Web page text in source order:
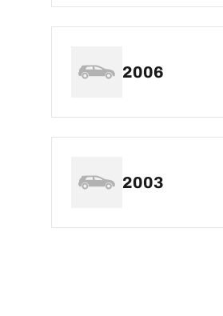
2006
2003